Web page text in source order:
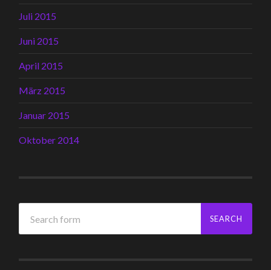
Juli 2015
Juni 2015
April 2015
März 2015
Januar 2015
Oktober 2014